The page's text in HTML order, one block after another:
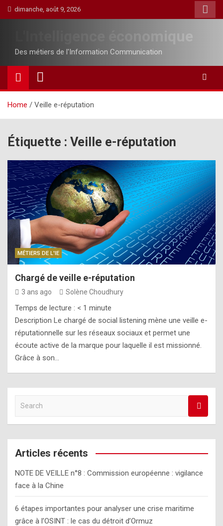
Skip
to
dimanche, août 9, 2026
Des métiers de l'Information Communication
Home Veille e-réputation
Étiquette : Veille e-réputation
MÉTIERS DE L'IE
Chargé de veille e-réputation
3 ans ago Solène Choudhury
Temps de lecture : < 1 minute
Description Le chargé de social listening mène une veille e-
réputationnelle sur les réseaux sociaux et permet une
écoute active de la marque pour laquelle il est missionné.
Grâce à son…
a
r
c
Articles récents
NOTE DE VEILLE n°8 : Commission européenne : vigilance
face à la Chine
6 étapes importantes pour analyser une crise maritime
grâce à l’OSINT : le cas du détroit d’Ormuz